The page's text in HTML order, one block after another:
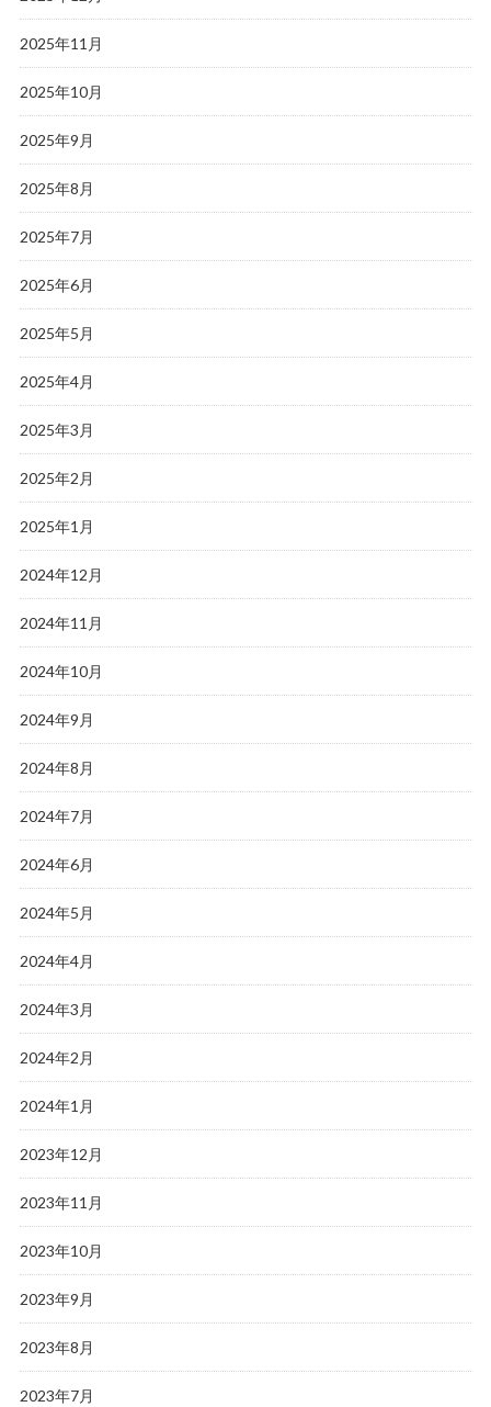
2025年11月
2025年10月
2025年9月
2025年8月
2025年7月
2025年6月
2025年5月
2025年4月
2025年3月
2025年2月
2025年1月
2024年12月
2024年11月
2024年10月
2024年9月
2024年8月
2024年7月
2024年6月
2024年5月
2024年4月
2024年3月
2024年2月
2024年1月
2023年12月
2023年11月
2023年10月
2023年9月
2023年8月
2023年7月